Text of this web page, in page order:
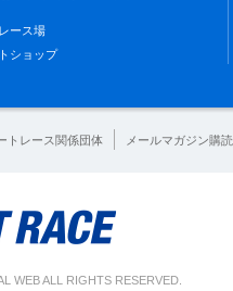
ース場
ショップ
トレース関係団体 メールマガジン購読
WEB ALL RIGHTS RESERVED.